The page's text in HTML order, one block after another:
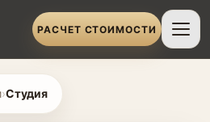
РАСЧЕТ СТОИМОСТИ
›Студия